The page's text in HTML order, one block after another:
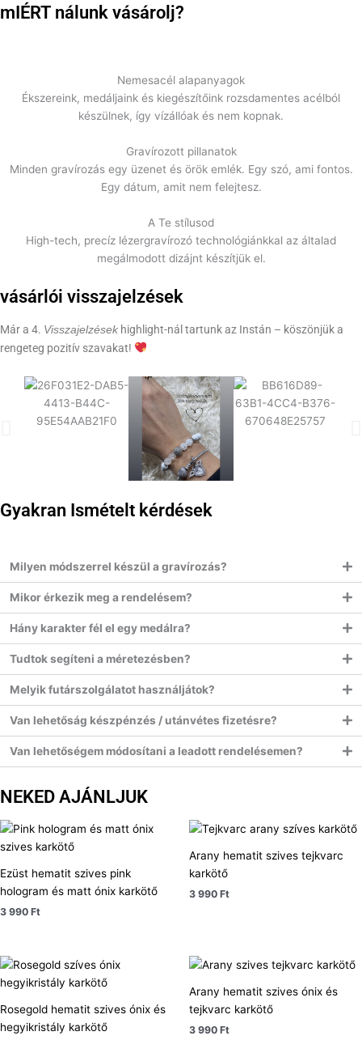
mIÉRT nálunk vásárolj?
Nemesacél alapanyagok
Ékszereink, medáljaink és kiegészítőink rozsdamentes acélból
készülnek, így vízállóak és nem kopnak.
Gravírozott pillanatok
Minden gravírozás egy üzenet és örök emlék. Egy szó, ami fontos.
Egy dátum, amit nem felejtesz.
A Te stílusod
High-tech, precíz lézergravírozó technológiánkkal az általad
megálmodott dizájnt készítjük el.
vásárlói visszajelzések
Már a 4. Visszajelzések highlight-nál tartunk az Instán – köszönjük a
rengeteg pozitív szavakat!
Gyakran Ismételt kérdések
Milyen módszerrel készül a gravírozás?
Mikor érkezik meg a rendelésem?
Hány karakter fél el egy medálra?
Tudtok segíteni a méretezésben?
Melyik futárszolgálatot használjátok?
Van lehetőság készpénzés / utánvétes fizetésre?
Van lehetőségem módosítani a leadott rendelésemen?
NEKED AJÁNLJUK
Ezüst hematit szives pink
hologram és matt ónix karkötő
3 990 Ft
Arany hematit szives tejkvarc
karkötő
3 990 Ft
Rosegold hematit szives ónix és
hegyikristály karkötő
Arany hematit szives ónix és
tejkvarc karkötő
3 990 Ft